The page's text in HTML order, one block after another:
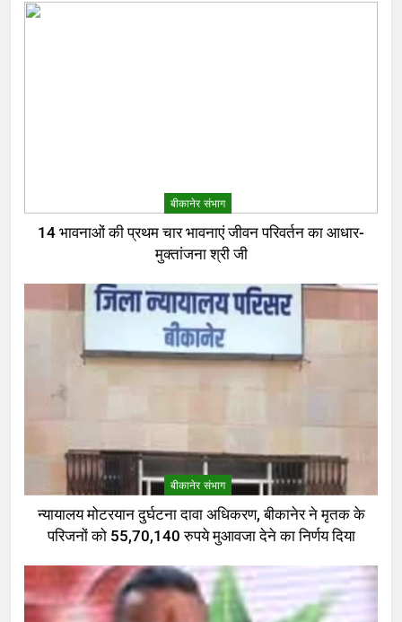
बीकानेर संभाग
14 भावनाओं की प्रथम चार भावनाएं जीवन परिवर्तन का आधार-
मुक्तांजना श्री जी
बीकानेर संभाग
न्यायालय मोटरयान दुर्घटना दावा अधिकरण, बीकानेर ने मृतक के
परिजनों को 55,70,140 रुपये मुआवजा देने का निर्णय दिया